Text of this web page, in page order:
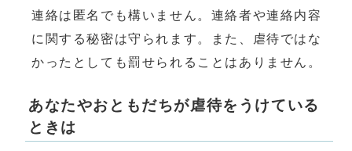
連絡は匿名でも構いません。連絡者や連絡内容
に関する秘密は守られます。また、虐待ではな
かったとしても罰せられることはありません。
あなたやおともだちが虐待をうけている
ときは